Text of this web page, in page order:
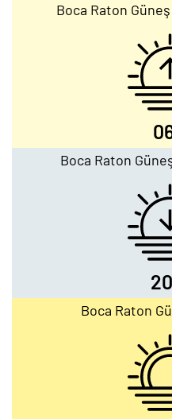
Boca Raton
Boca Raton
Boca Raton